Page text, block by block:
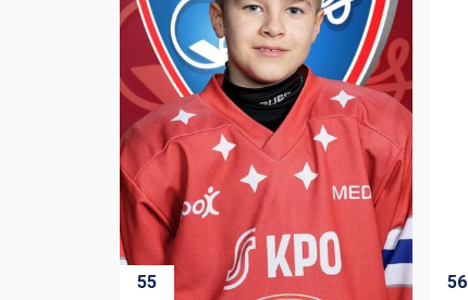
55
56